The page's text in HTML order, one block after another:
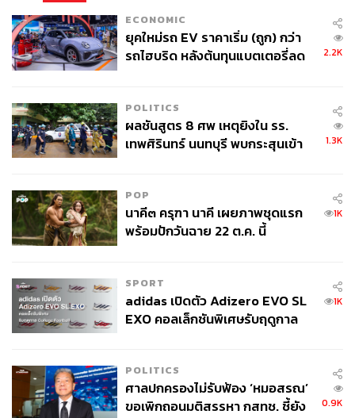
ไม่ชอบให้มีกระบนใบหน้า
ปัญหา:แม้คนจำนวนมากมองว่ากระบนใบหน้านั้นน่ารัก แต่
สำหรับบางคน รอยกระคือสิ่งที่คอยกวนใจ และอยากปกปิด
วิธีแก้:เตรียมผิวด้วยรองพื้นที่มอบความรู้สึกเบาบาง สบายผิว
ส่วนรอยกระใช้คอนซีลเลอร์หรือคอร์เร็กเตอร์ ทาปกปิด
บริเวณที่เป็นกระ จากนั้นทาทับด้วยแป้งฝุ่นสูตรโปร่งแสง ส่วน
เปลี่ยนรอยกระให้ดูน่ารักขึ้น ด้วยการใช้ผลิตภัณฑ์เนื้อ
ประกายมุก เช่นแป้งแบบอิลลูมิเนติ้งทาเป็นไฮไลต์บริเวณที่
เป็นกระ เพื่อสะท้อนแสงกลบตำหนิของรอยกระให้ดูน้อยลง
ECONOMIC
ยุคใหม่รถ EV ราคาเริ่ม (ถูก) กว่า
รถไฮบริด หลังต้นทุนแบตเตอรี่ลด
2.2K
POLITICS
ผลชันสูตร 8 ศพ เหตุยิงใน รร.
เทพศิรินทร์ นนทบุรี พบกระสุนเข้า
1.3K
POP
นาคี๓ ครุฑา นาคี เผยภาพชุดแรก
พร้อมปักวันฉาย 22 ต.ค. นี้
1K
SPORT
adidas เปิดตัว Adizero EVO SL
EXO คอลเล็กชันพิเศษรับฤดูกาล
1K
POLITICS
ศาลปกครองไม่รับฟ้อง ‘หมอสรณ’
ขอเพิกถอนมติสรรหา กสทช. ชี้ยัง
0.9K